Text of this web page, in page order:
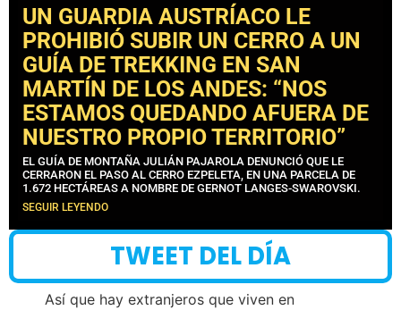
UN GUARDIA AUSTRÍACO LE
PROHIBIÓ SUBIR UN CERRO A UN
GUÍA DE TREKKING EN SAN
MARTÍN DE LOS ANDES: “NOS
ESTAMOS QUEDANDO AFUERA DE
NUESTRO PROPIO TERRITORIO”
EL GUÍA DE MONTAÑA JULIÁN PAJAROLA DENUNCIÓ QUE LE
CERRARON EL PASO AL CERRO EZPELETA, EN UNA PARCELA DE
1.672 HECTÁREAS A NOMBRE DE GERNOT LANGES-SWAROVSKI.
SEGUIR LEYENDO
TWEET DEL DÍA
Así que hay extranjeros que viven en